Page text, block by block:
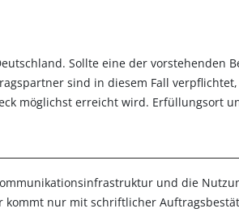
Sollte eine der vorstehenden
sind in diesem Fall
möglichst erreicht wird. Erfüllungsort
und die
nur mit schriftlicher